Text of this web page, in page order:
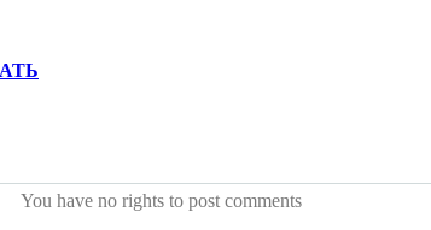
You have no rights to post comments